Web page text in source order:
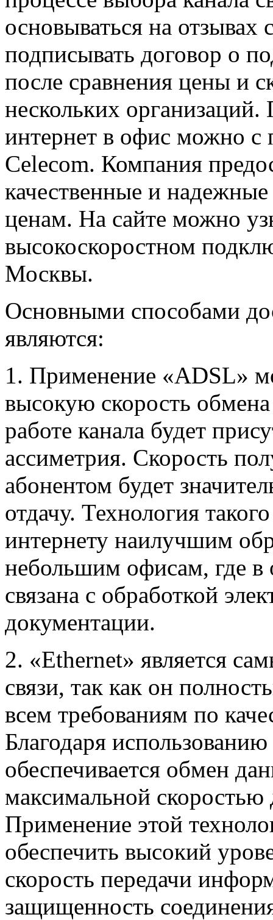
основываться на отзывах
подписывать договор о
после сравнения цены и
нескольких
интернет в офис можно
Celecom. Компания
качественные и
ценам. На сайте можно
высокоскоростном
Москвы.
Основными способами
являются:
1. Применение «ADSL»
высокую скорость
работе канала будет
ассиметрия. Скорость
абонентом будет
отдачу. Технология
интернету наилучшим
небольшим офисам, где в
связана с обработкой
документации.
2. «Ethernet» является
связи, так как он
всем требованиям по
Благодаря
обеспечивается обмен
максимальной
Применение этой
обеспечить высокий
скорость передачи
защищенность